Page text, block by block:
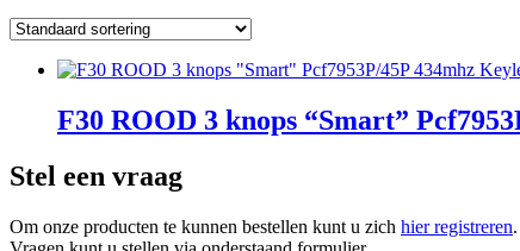
F30 ROOD 3 knops “Smart”
Stel een vraag
Om onze producten te kunnen bestellen kunt u zich hier registreren.